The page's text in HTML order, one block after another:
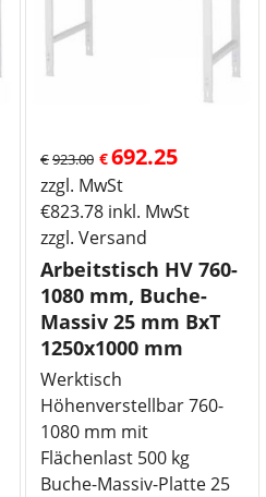
€923.00 €692.25
zzgl. MwSt
€823.78 inkl. MwSt
zzgl. Versand
Arbeitstisch HV 760-
1080 mm, Buche-
Massiv 25 mm BxT
1250x1000 mm
Werktisch
Höhenverstellbar 760-
1080 mm mit
Flächenlast 500 kg
Buche-Massiv-Platte 25